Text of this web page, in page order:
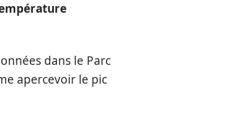
dans le Parc
apercevoir le pic